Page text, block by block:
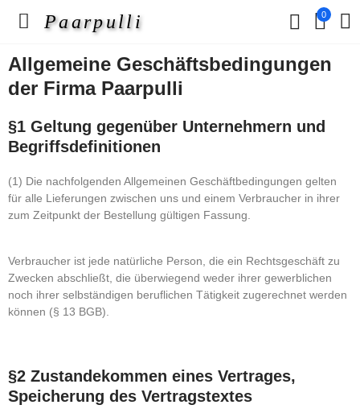
Paarpulli 0
Allgemeine Geschäftsbedingungen
der Firma Paarpulli
§1 Geltung gegenüber Unternehmern und
Begriffsdefinitionen
(1) Die nachfolgenden Allgemeinen Geschäftbedingungen gelten
für alle Lieferungen zwischen uns und einem Verbraucher in ihrer
zum Zeitpunkt der Bestellung gültigen Fassung.
Verbraucher ist jede natürliche Person, die ein Rechtsgeschäft zu
Zwecken abschließt, die überwiegend weder ihrer gewerblichen
noch ihrer selbständigen beruflichen Tätigkeit zugerechnet werden
können (§ 13 BGB).
§2 Zustandekommen eines Vertrages,
Speicherung des Vertragstextes